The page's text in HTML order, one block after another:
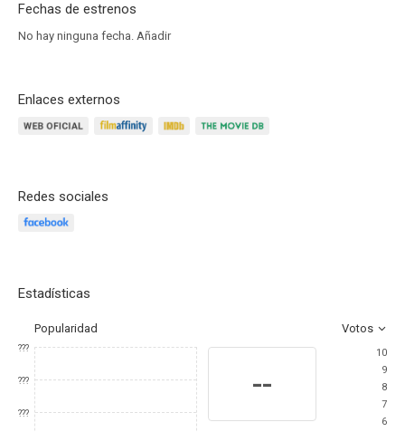
Fechas de estrenos
No hay ninguna fecha. Añadir
Enlaces externos
Redes sociales
Estadísticas
Popularidad Votos
???
???
???
--
10
9
8
7
6